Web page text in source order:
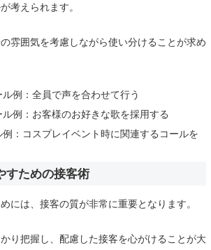
考えられます。
雰囲気を考慮しながら使い分けることが求め
例：全員で声を合わせて行う
例：お客様のお好きな歌を採用する
：コスプレイベント時に関連するコールを
すための接客術
には、接客の質が非常に重要となります。
り把握し、配慮した接客を心がけることが大